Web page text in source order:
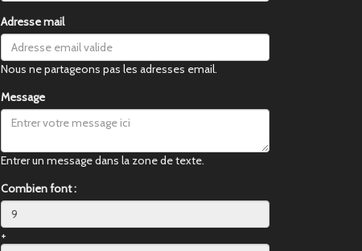
Adresse mail
Nous ne partageons pas les adresses email.
Message
Entrer un message dans la zone de texte.
Combien font :
+